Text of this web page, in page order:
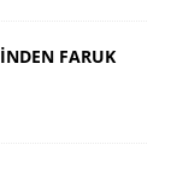
FARUK